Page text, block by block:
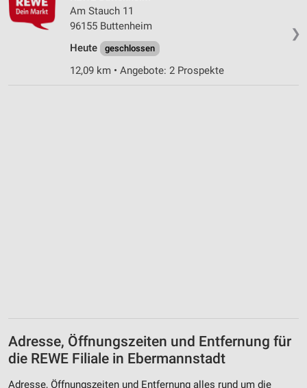
❯
Am Stauch 11
96155 Buttenheim
Heute
geschlossen
12,09 km • Angebote: 2 Prospekte
Adresse, Öffnungszeiten und Entfernung für
die REWE Filiale in Ebermannstadt
Adresse, Öffnungszeiten und Entfernung alles rund um die
Performance